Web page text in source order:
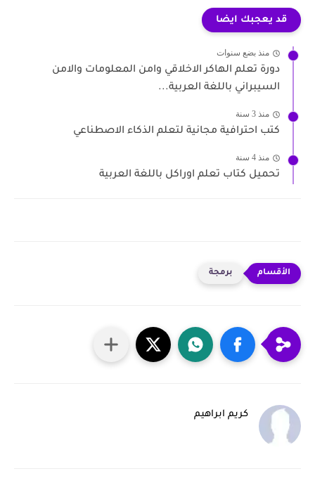
قد يعجبك ايضا
منذ بضع سنوات
دورة تعلم الهاكر الاخلاقي وامن المعلومات والامن
السيبراني باللغة العربية...
منذ 3 سنة
كتب احترافية مجانية لتعلم الذكاء الاصطناعي
منذ 4 سنة
تحميل كتاب تعلم اوراكل باللغة العربية
برمجة
كريم ابراهيم